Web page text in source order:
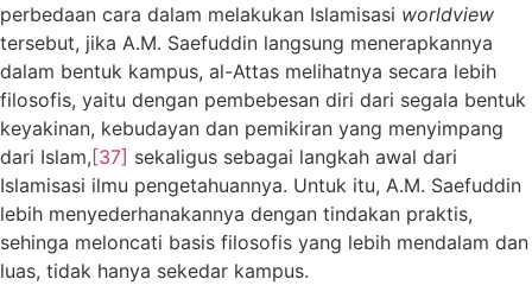
perbedaan cara dalam melakukan Islamisasi worldview
tersebut, jika A.M. Saefuddin langsung menerapkannya
dalam bentuk kampus, al-Attas melihatnya secara lebih
filosofis, yaitu dengan pembebesan diri dari segala bentuk
keyakinan, kebudayan dan pemikiran yang menyimpang
dari Islam,[37] sekaligus sebagai langkah awal dari
Islamisasi ilmu pengetahuannya. Untuk itu, A.M. Saefuddin
lebih menyederhanakannya dengan tindakan praktis,
sehinga meloncati basis filosofis yang lebih mendalam dan
luas, tidak hanya sekedar kampus.